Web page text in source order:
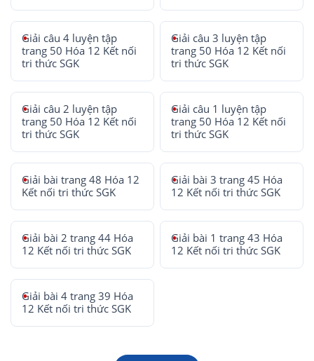
Giải câu 4 luyện tập
trang 50 Hóa 12 Kết nối
tri thức SGK
Giải câu 3 luyện tập
trang 50 Hóa 12 Kết nối
tri thức SGK
Giải câu 2 luyện tập
trang 50 Hóa 12 Kết nối
tri thức SGK
Giải câu 1 luyện tập
trang 50 Hóa 12 Kết nối
tri thức SGK
Giải bài trang 48 Hóa 12
Kết nối tri thức SGK
Giải bài 3 trang 45 Hóa
12 Kết nối tri thức SGK
Giải bài 2 trang 44 Hóa
12 Kết nối tri thức SGK
Giải bài 1 trang 43 Hóa
12 Kết nối tri thức SGK
Giải bài 4 trang 39 Hóa
12 Kết nối tri thức SGK